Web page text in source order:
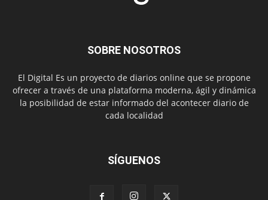
SOBRE NOSOTROS
El Digital Es un proyecto de diarios online que se propone
ofrecer a través de una plataforma moderna, ágil y dinámica
la posibilidad de estar informado del acontecer diario de
cada localidad
SÍGUENOS